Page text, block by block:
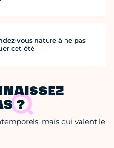
vous nature à ne pas
cet été
?
mais qui valent le